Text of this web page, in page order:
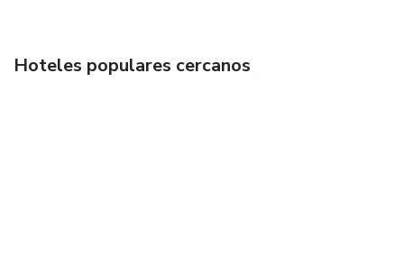
Hoteles populares cercanos